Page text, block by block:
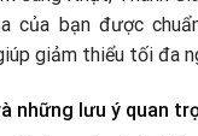
của bạn được
giảm thiểu tối đa
những lưu ý quan